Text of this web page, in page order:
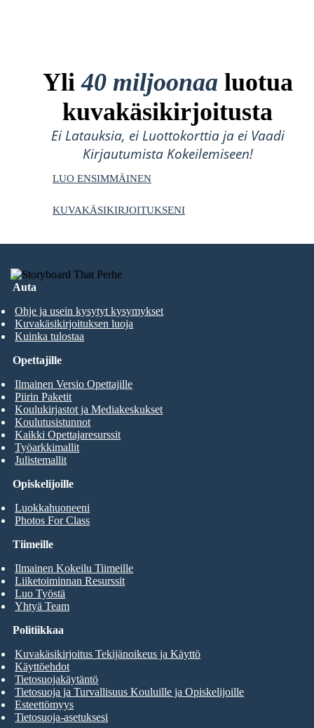
Yli40 miljoonaa luotua
kuvakäsikirjoitusta
Ei Latauksia, ei Luottokorttia ja ei Vaadi
Kirjautumista Kokeilemiseen!
LUO ENSIMMÄINEN
KUVAKÄSIKIRJOITUKSENI
Auta
Ohje ja usein kysytyt kysymykset
Kuvakäsikirjoituksen luoja
Kuinka tulostaa
Opiskelijoille
Luokkahuoneeni
Photos For Class
Opettajille
Ilmainen Versio Opettajille
Piirin Paketit
Koulukirjastot ja Mediakeskukset
Koulutusistunnot
Kaikki Opettajaresurssit
Työarkkimallit
Julistemallit
Tiimeille
Ilmainen Kokeilu Tiimeille
Liiketoiminnan Resurssit
Luo Työstä
Yhtyä Team
Politiikkaa
Kuvakäsikirjoitus Tekijänoikeus ja Käyttö
Käyttöehdot
Tietosuojakäytäntö
Tietosuoja ja Turvallisuus Kouluille ja Opiskelijoille
Esteettömyys
Tietosuoja-asetuksesi